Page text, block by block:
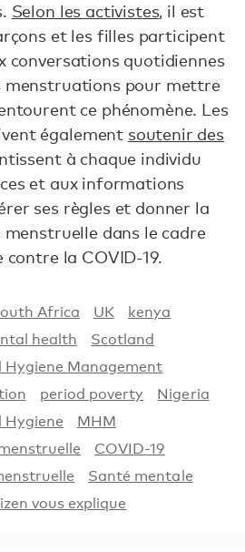
Selon les activistes, il est
et les filles participent
conversations quotidiennes
menstruations pour mettre
ce phénomène. Les
également soutenir des
à chaque individu
et aux informations
ses règles et donner la
dans le cadre
la COVID-19.
Africa UK
kenya
health
Scotland
Hygiene Management
period poverty
Nigeria
MHM
COVID-19
Santé mentale
vous explique